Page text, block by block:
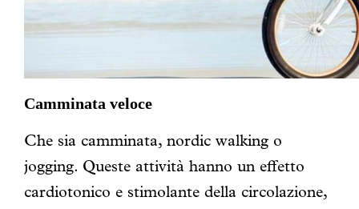
Camminata veloce
Che sia camminata, nordic walking o
jogging. Queste attività hanno un effetto
cardiotonico e stimolante della circolazione,